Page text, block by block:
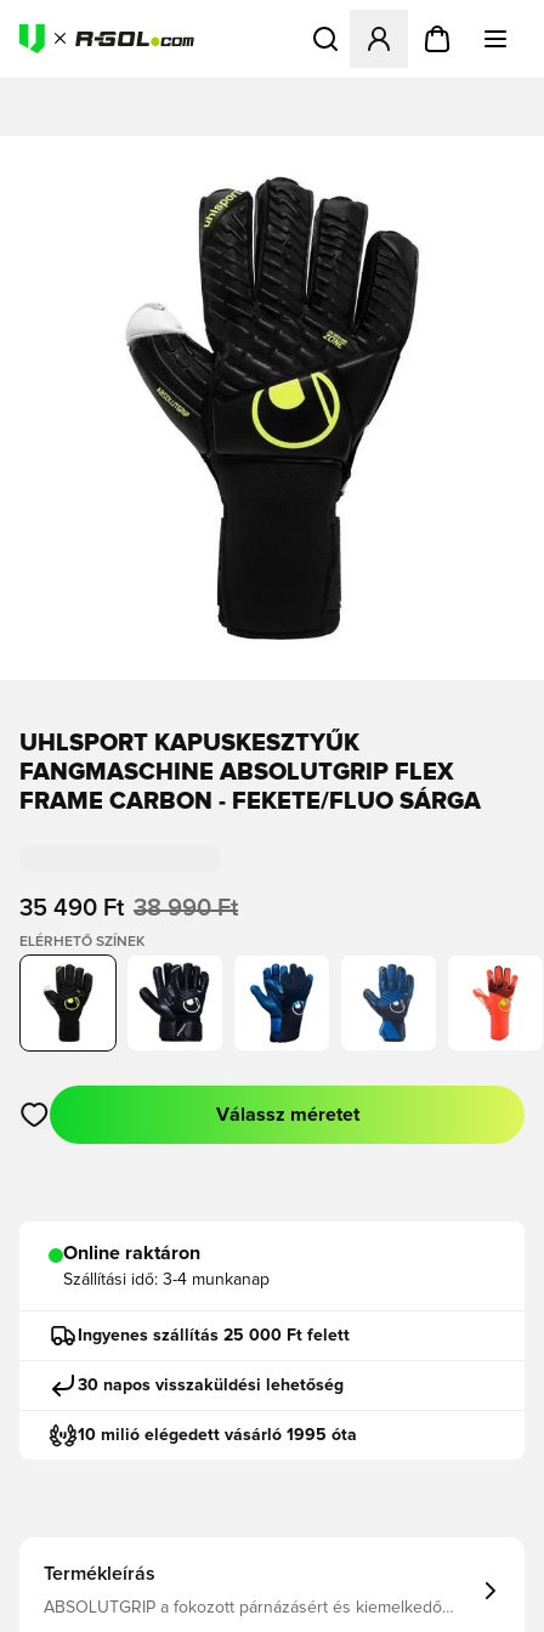
Megnyit egy modált a
UHLSPORT KAPUSKESZTYŰK
FANGMASCHINE ABSOLUTGRIP FLEX
FRAME CARBON - FEKETE/FLUO SÁRGA
35 490 Ft 38 990 Ft
ELÉRHETŐ SZÍNEK
Megnyit egy modált a bejelentkezéshez vagy a tagként való
Válassz méretet
Online raktáron
Szállítási idő: 3-4 munkanap
Ingyenes szállítás 25 000 Ft felett
30 napos visszaküldési lehetőség
10 milió elégedett vásárló 1995 óta
Termékleírás
ABSOLUTGRIP a fokozott párnázásért és kiemelkedő